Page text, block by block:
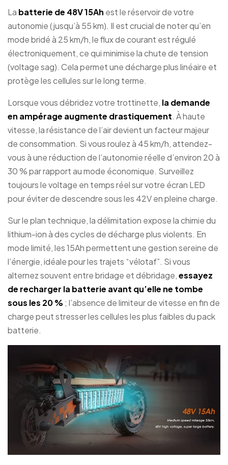
La batterie de 48V 15Ah est le réservoir de votre
autonomie (jusqu’à 55 km). Il est crucial de noter qu’en
mode bridé à 25 km/h, le flux de courant est régulé
électroniquement, ce qui minimise la chute de tension
(voltage sag). Cela permet une décharge plus linéaire et
protège les cellules sur le long terme.
Lorsque vous débridez votre trottinette, la demande
en ampérage augmente drastiquement. À haute
vitesse, la résistance de l’air devient un facteur majeur
de consommation. Si vous roulez à 45 km/h, attendez-
vous à une réduction de l’autonomie réelle d’environ 20 à
30 % par rapport au mode économique. Surveillez
toujours le voltage en temps réel sur votre écran LED
pour éviter de descendre sous les 42V en pleine charge.
Sur le plan technique, la délimitation expose la chimie du
lithium-ion à des cycles de décharge plus violents. En
mode limité, les 15Ah permettent une gestion sereine de
l’énergie, idéale pour les trajets “vélotaf”. Si vous
alternez souvent entre bridage et débridage,essayez
de recharger la batterie avant qu’elle ne tombe
sous les 20 % ; l’absence de limiteur de vitesse en fin de
charge peut stresser les cellules les plus faibles du pack
batterie.